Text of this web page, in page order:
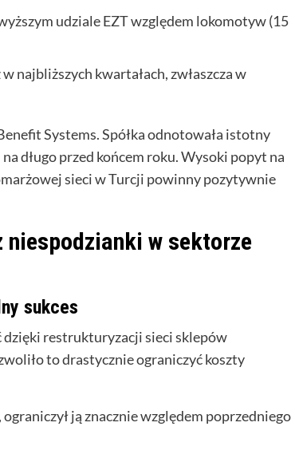
udziale EZT względem lokomotyw (15
najbliższych kwartałach, zwłaszcza w
Systems. Spółka odnotowała istotny
długo przed końcem roku. Wysoki popyt na
sieci w Turcji powinny pozytywnie
niespodzianki w sektorze
sukces
restrukturyzacji sieci sklepów
to drastycznie ograniczyć koszty
ją znacznie względem poprzedniego